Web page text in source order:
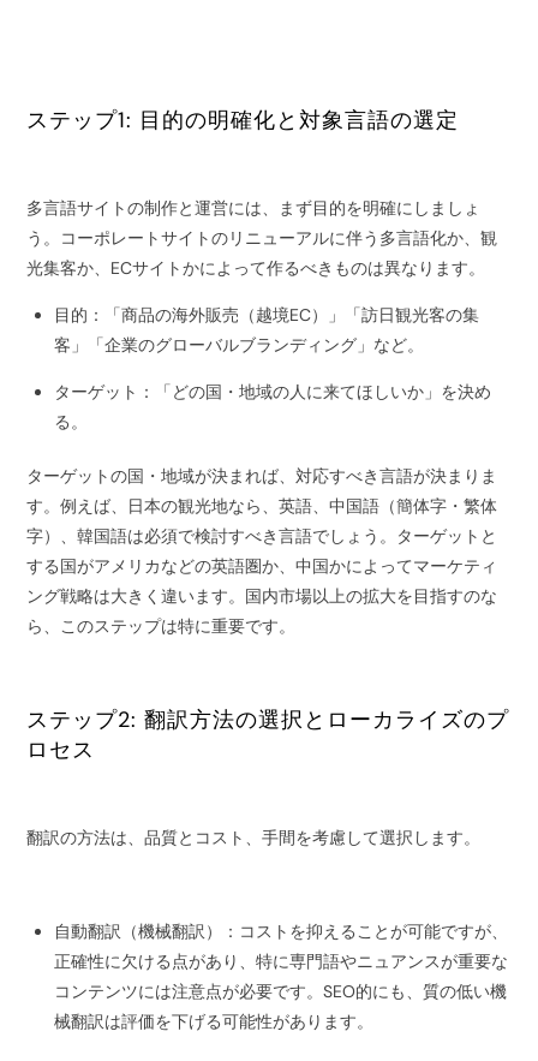
ステップ1: 目的の明確化と対象言語の選定
多言語サイトの制作と運営には、まず目的を明確にしましょ
う。コーポレートサイトのリニューアルに伴う多言語化か、観
光集客か、ECサイトかによって作るべきものは異なります。
目的：「商品の海外販売（越境EC）」「訪日観光客の集
客」「企業のグローバルブランディング」など。
ターゲット：「どの国・地域の人に来てほしいか」を決め
る。
ターゲットの国・地域が決まれば、対応すべき言語が決まりま
す。例えば、日本の観光地なら、英語、中国語（簡体字・繁体
字）、韓国語は必須で検討すべき言語でしょう。ターゲットと
する国がアメリカなどの英語圏か、中国かによってマーケティ
ング戦略は大きく違います。国内市場以上の拡大を目指すのな
ら、このステップは特に重要です。
ステップ2: 翻訳方法の選択とローカライズのプ
ロセス
翻訳の方法は、品質とコスト、手間を考慮して選択します。
自動翻訳（機械翻訳）：コストを抑えることが可能ですが、
正確性に欠ける点があり、特に専門語やニュアンスが重要な
コンテンツには注意点が必要です。SEO的にも、質の低い機
械翻訳は評価を下げる可能性があります。